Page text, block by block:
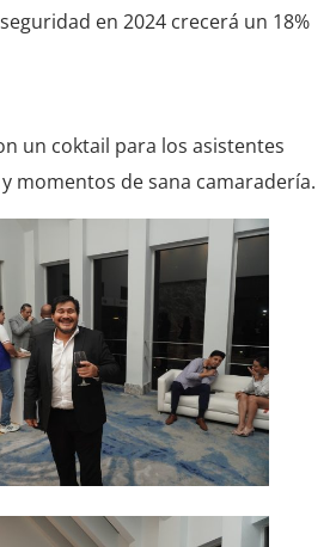
en 2024 crecerá un 18%
un coktail para los asistentes
momentos de sana camaradería.